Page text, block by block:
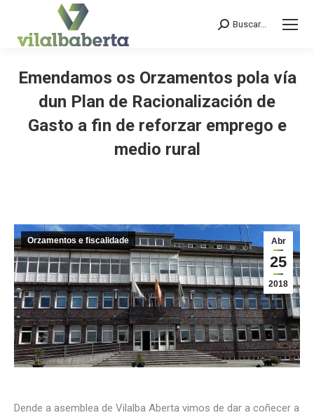
Search:
Buscar...
Emendamos os Orzamentos pola vía
dun Plan de Racionalización de
Gasto a fin de reforzar emprego e
medio rural
Abr
25
2018
Orzamentos e fiscalidade
Dende a asemblea de Vilalba Aberta vimos de dar a coñecer a